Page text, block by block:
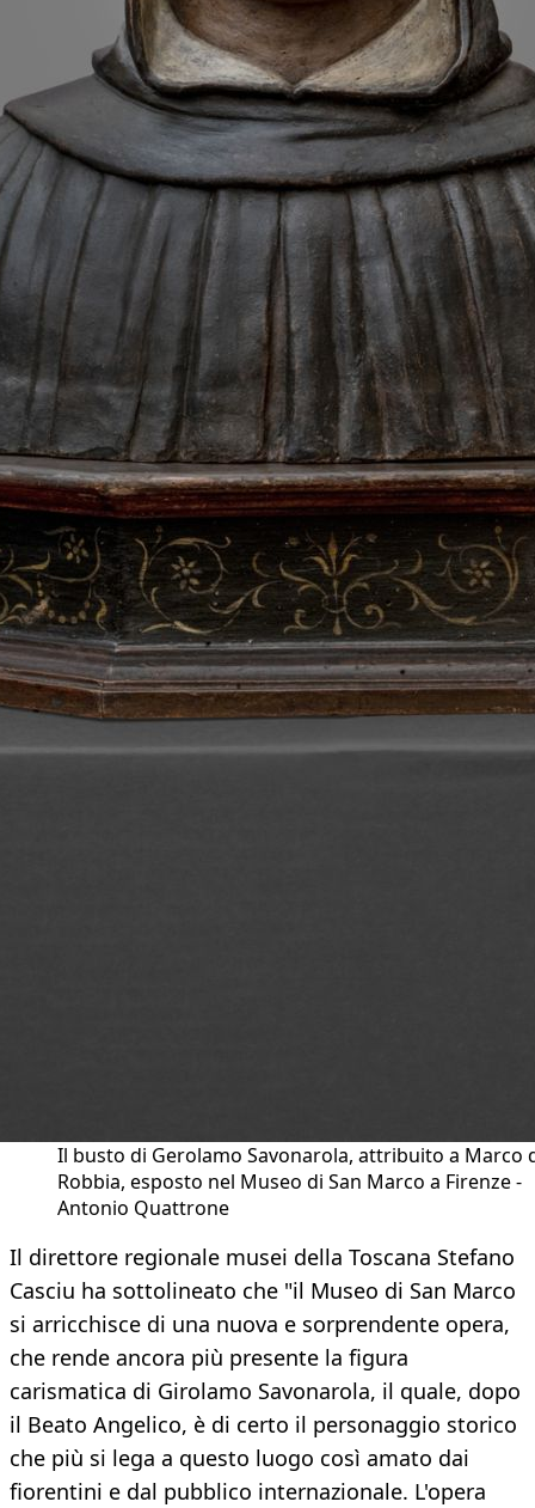
Il busto di Gerolamo Savonarola, attribuito a Marco
Robbia, esposto nel Museo di San Marco a Firenze -
Antonio Quattrone
Il direttore regionale musei della Toscana Stefano
Casciu ha sottolineato che "il Museo di San Marco
si arricchisce di una nuova e sorprendente opera,
che rende ancora più presente la figura
carismatica di Girolamo Savonarola, il quale, dopo
il Beato Angelico, è di certo il personaggio storico
che più si lega a questo luogo così amato dai
fiorentini e dal pubblico internazionale. L'opera